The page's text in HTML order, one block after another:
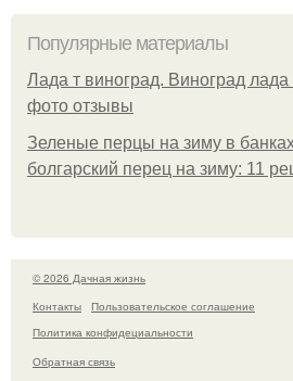
Популярные материалы
Лада т виноград. Виноград лада
фото отзывы
Зеленые перцы на зиму в
болгарский перец на зиму: 11
© 2026 Дачная жизнь
Контакты
Пользовательское соглашение
Политика конфидециальности
Обратная связь